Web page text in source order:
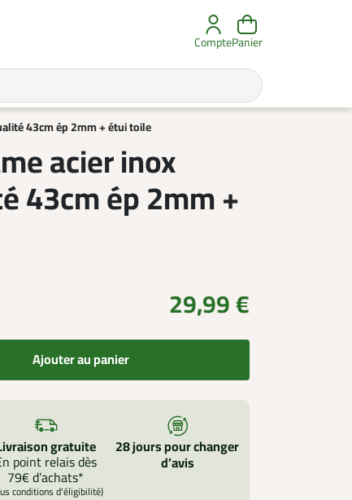
ComptePanier
43cm ép 2mm + étui toile
acier inox
43cm ép 2mm +
29,99 €
Ajouter au panier
gratuite
point relais dès
79€ d’achats*
conditions d'éligibilité)
28 jours pour changer
d’avis